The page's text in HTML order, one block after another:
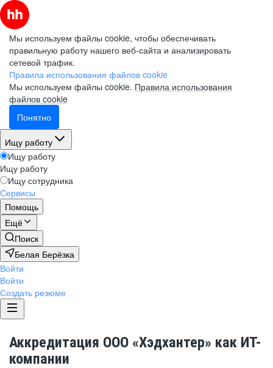
Мы используем файлы cookie, чтобы обеспечивать
правильную работу нашего веб-сайта и анализировать
сетевой трафик.
Правила использования файлов cookie
Мы используем файлы cookie. Правила использования
файлов cookie
Понятно
Ищу работу
Ищу работу
Ищу работу
Ищу сотрудника
Сервисы
Помощь
Ещё
Поиск
Белая Берёзка
Войти
Войти
Создать резюме
Аккредитация ООО «Хэдхантер» как ИТ-
компании